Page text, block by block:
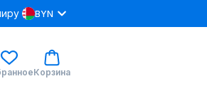
BYN
Корзина